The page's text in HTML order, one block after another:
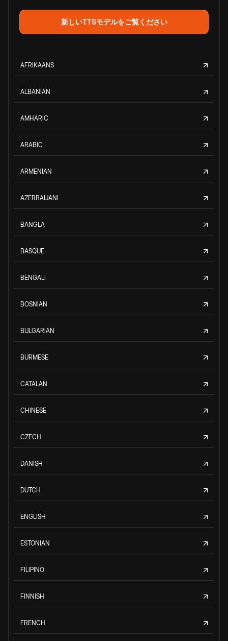
新しいTTSモデルをご覧ください
AFRIKAANS
ALBANIAN
AMHARIC
ARABIC
ARMENIAN
AZERBAIJANI
BANGLA
BASQUE
BENGALI
BOSNIAN
BULGARIAN
BURMESE
CATALAN
CHINESE
CZECH
DANISH
DUTCH
ENGLISH
ESTONIAN
FILIPINO
FINNISH
FRENCH